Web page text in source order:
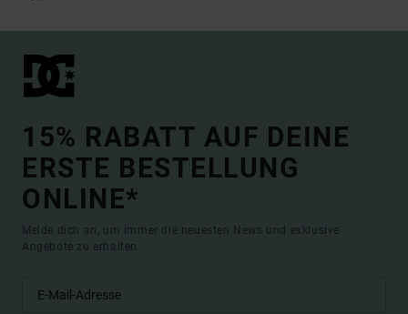
15% RABATT AUF DEINE
ERSTE BESTELLUNG
ONLINE*
Melde dich an, um immer die neuesten News und exklusive
Angebote zu erhalten.